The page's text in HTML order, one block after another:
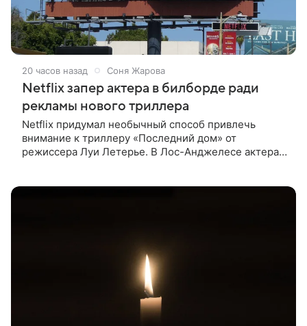
20 часов назад Соня Жарова
Netflix запер актера в билборде ради
рекламы нового триллера
Netflix придумал необычный способ привлечь
внимание к триллеру «Последний дом» от
режиссера Луи Летерье. В Лос-Анджелесе актера